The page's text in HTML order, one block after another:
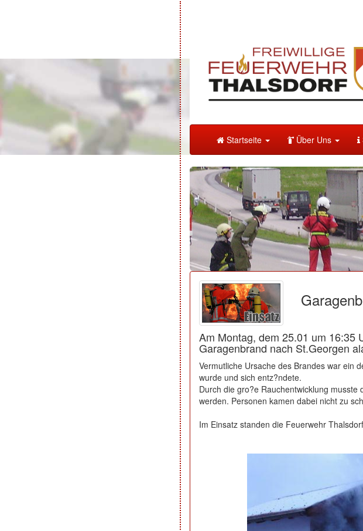
Startseite Über Uns
Am Montag, dem 25.01 um 16:35
Garagenbrand nach St.Georgen
Vermutliche Ursache des Brandes war ein
wurde und sich entz?ndete.
Durch die gro?e Rauchentwicklung
werden. Personen kamen dabei nicht zu
Im Einsatz standen die Feuerwehr